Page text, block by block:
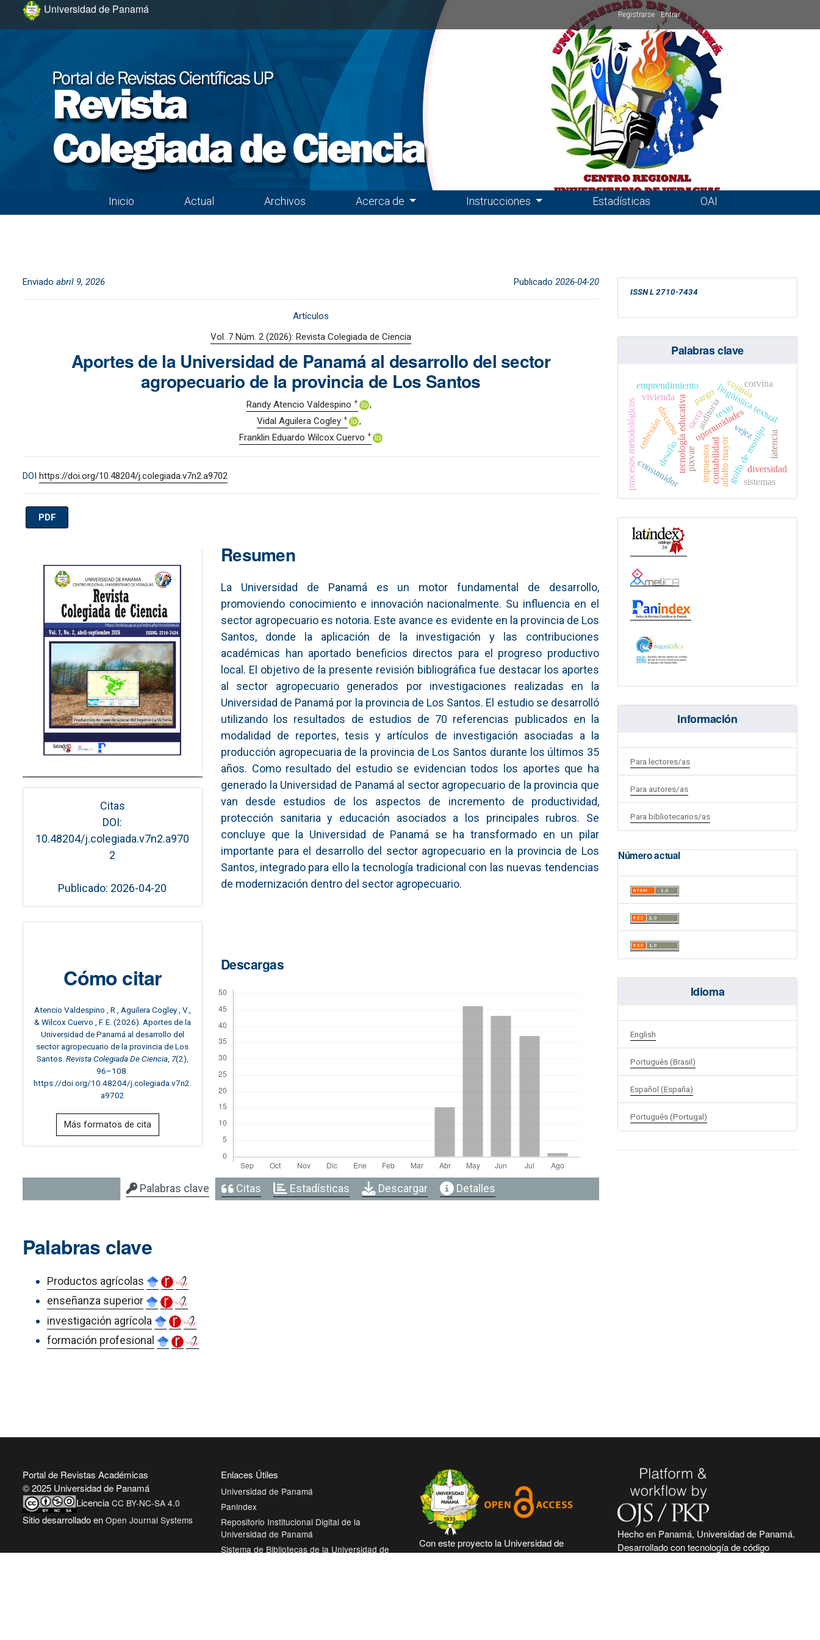
Ir al menú de navegación principal
Ir al contenido principal
Ir al pie de página del sitio
Universidad de Panamá Registrarse Entrar
Menú principal
Inicio Actual Archivos Acerca de Instrucciones Estadísticas OAI
Enviado abril 9, 2026 Publicado 2026-04-20
Artículos
Vol. 7 Núm. 2 (2026): Revista Colegiada de Ciencia
Aportes de la Universidad de Panamá al desarrollo del sector
agropecuario de la provincia de Los Santos
Randy Atencio Valdespino +
Vidal Aguilera Cogley +
Franklin Eduardo Wilcox Cuervo +
DOI https://doi.org/10.48204/j.colegiada.v7n2.a9702
PDF
Citas
DOI:
10.48204/j.colegiada.v7n2.a970
2
Publicado: 2026-04-20
Cómo citar
Atencio Valdespino , R., Aguilera Cogley , V.,
& Wilcox Cuervo , F. E. (2026). Aportes de la
Universidad de Panamá al desarrollo del
sector agropecuario de la provincia de Los
Santos. Revista Colegiada De Ciencia, 7(2),
96–108.
https://doi.org/10.48204/j.colegiada.v7n2.
a9702
Más formatos de cita
Resumen
La Universidad de Panamá es un motor fundamental de desarrollo,
promoviendo conocimiento e innovación nacionalmente. Su influencia en el
sector agropecuario es notoria. Este avance es evidente en la provincia de Los
Santos, donde la aplicación de la investigación y las contribuciones
académicas han aportado beneficios directos para el progreso productivo
local. El objetivo de la presente revisión bibliográfica fue destacar los aportes
al sector agropecuario generados por investigaciones realizadas en la
Universidad de Panamá por la provincia de Los Santos. El estudio se desarrolló
utilizando los resultados de estudios de 70 referencias publicados en la
modalidad de reportes, tesis y artículos de investigación asociadas a la
producción agropecuaria de la provincia de Los Santos durante los últimos 35
años. Como resultado del estudio se evidencian todos los aportes que ha
generado la Universidad de Panamá al sector agropecuario de la provincia que
van desde estudios de los aspectos de incremento de productividad,
protección sanitaria y educación asociados a los principales rubros. Se
concluye que la Universidad de Panamá se ha transformado en un pilar
importante para el desarrollo del sector agropecuario en la provincia de Los
Santos, integrado para ello la tecnología tradicional con las nuevas tendencias
de modernización dentro del sector agropecuario.
Descargas
Palabras clave Citas Estadísticas Descargar Detalles
Palabras clave
Productos agrícolas
enseñanza superior
investigación agrícola
formación profesional
ISSNL 2710-7434
Palabras clave
tecnología educativa auditoria
golfo de montijo
oportunidades
desafío
emprendimiento
consumidor
texto
lingüística textual
discurso
cohesión
procesos metodológicos contabilidad
vivienda
vejez
adulto mayor
pargo cojinúa
sierra
corvina
impuestos diversidad
pixvae
sistemas
latencia
Información
Para lectores/as
Para autores/as
Para bibliotecarios/as
Número actual
Idioma
English
Português (Brasil)
Español (España)
Português (Portugal)
Portal de Revistas Académicas
© 2025 Universidad de Panamá
Licencia CC BY-NC-SA 4.0
Sitio desarrollado en Open Journal Systems
Enlaces Útiles
Universidad de Panamá
Panindex
Repositorio Institucional Digital de la
Universidad de Panamá
Sistema de Bibliotecas de la Universidad de
Con este proyecto la Universidad de
Panamá, reitera su compromiso de seguir
Hecho en Panamá, Universidad de Panamá.
Desarrollado con tecnología de código